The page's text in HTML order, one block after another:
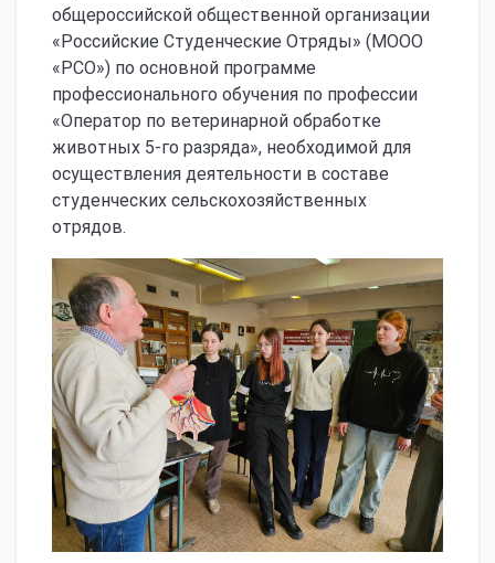
общероссийской общественной организации
«Российские Студенческие Отряды» (МООО
«РСО») по основной программе
профессионального обучения по профессии
«Оператор по ветеринарной обработке
животных 5-го разряда», необходимой для
осуществления деятельности в составе
студенческих сельскохозяйственных
отрядов.